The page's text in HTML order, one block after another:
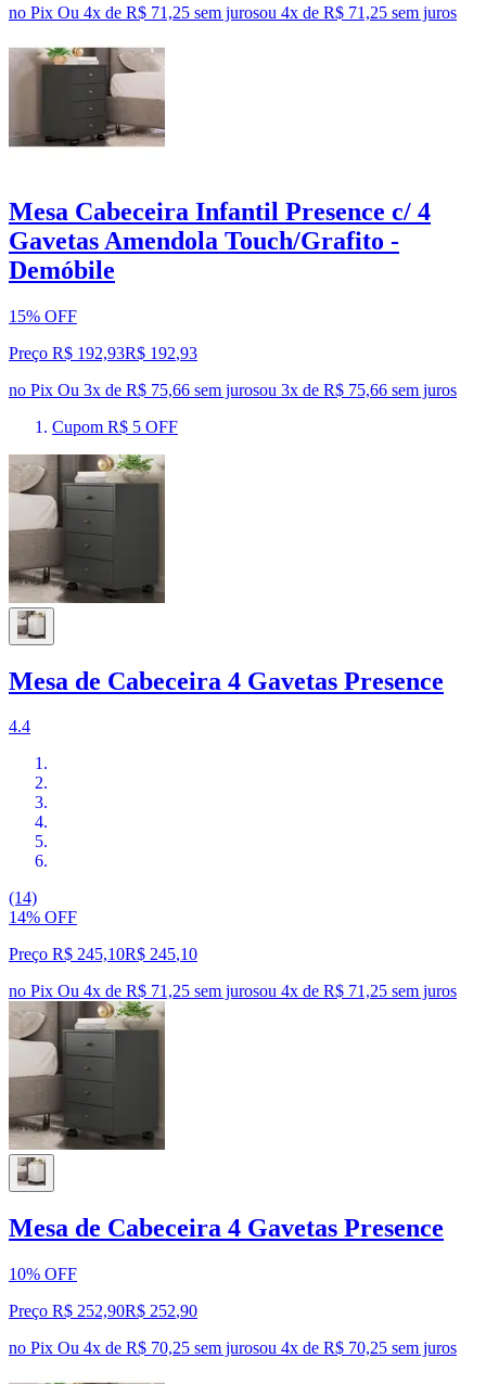
no Pix Ou 4x de R$ 71,25 sem jurosou 4x de R$ 71,25 sem juros
Mesa Cabeceira Infantil Presence c/ 4
Gavetas Amendola Touch/Grafito -
Demóbile
15% OFF
Preço R$ 192,93R$ 192,93
no Pix Ou 3x de R$ 75,66 sem jurosou 3x de R$ 75,66 sem juros
Cupom R$ 5 OFF
Mesa de Cabeceira 4 Gavetas Presence
4.4
(14)
14% OFF
Preço R$ 245,10R$ 245,10
no Pix Ou 4x de R$ 71,25 sem jurosou 4x de R$ 71,25 sem juros
Mesa de Cabeceira 4 Gavetas Presence
10% OFF
Preço R$ 252,90R$ 252,90
no Pix Ou 4x de R$ 70,25 sem jurosou 4x de R$ 70,25 sem juros